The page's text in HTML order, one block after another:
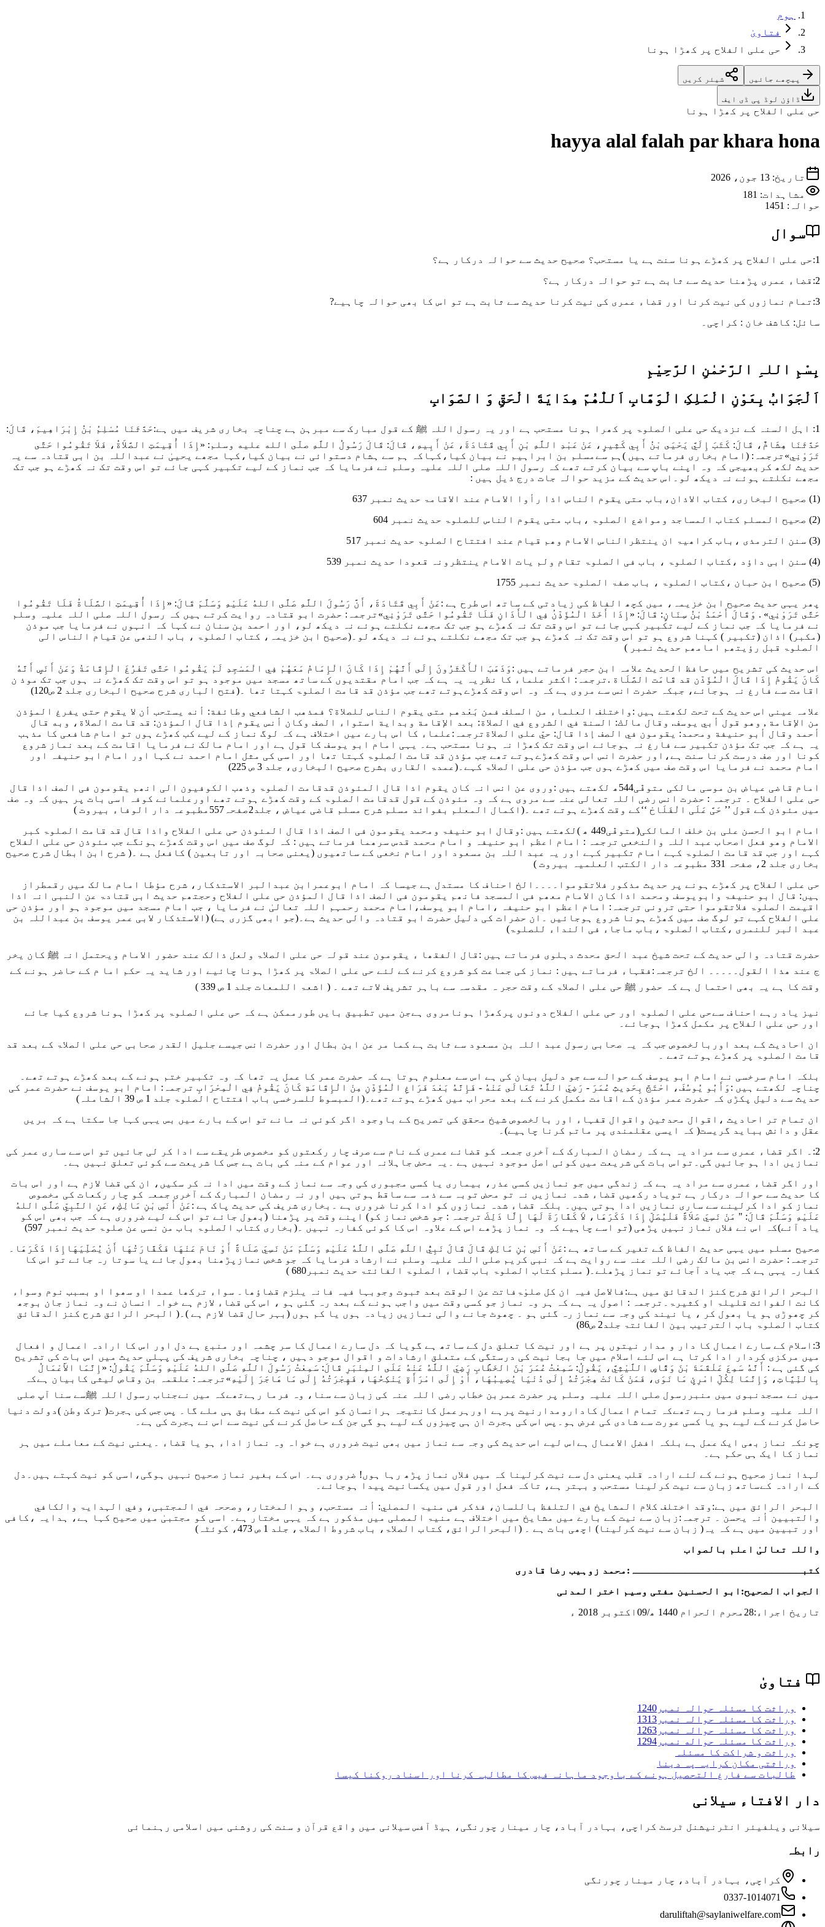
ہوم
فتاویٰ
حی علی الفلاح پر کھڑا ہونا
پیچھے جائیں شیئر کریں
ڈاؤن لوڈ پی ڈی ایف
حی علی الفلاح پر کھڑا ہونا
hayya alal falah par khara hona
تاریخ: 13 جون، 2026
مشاہدات: 181
حوالہ :
1451
سوال
1:حی علی الفلاح پر کھڑے ہونا سنت ہے یا مستحب؟ صحیح حدیث سے حوالہ درکار ہے؟
2:قضاء عمری پڑھنا حدیث سے ثابت ہے تو حوالہ درکار ہے؟
3:تمام نمازوں کی نیت کرنا اور قضاء عمری کی نیت کرنا حدیث سے ثابت ہے تو اس کا بھی حوالہ چاہیے?
سائل: کاشف خان : کراچی۔
بِسْمِ اللہِ الرَّحْمٰنِ الرَّحِيْمِ
اَلْجَوَابُ بِعَوْنِ الْمَلِکِ الْوَھَّابِ اَللّٰھُمَّ ھِدَايَةَ الْحَقِّ وَ الصَّوَابِ
1: اہل السنہ کے نزدیک حی علی الصلوۃ پر کھرا ہونا مستحب ہے اور یہ رسول اللہ ﷺ کے قول مبارک سے مبرہن ہے چناچہ بخاری شریف میں ہے
:حَدَّثَنَا مُسْلِمُ بْنُ إِبْرَاهِيمَ، قَالَ:
حَدَّثَنَا هِشَامٌ، قَالَ: كَتَبَ إِلَيَّ يَحْيَى بْنُ أَبِي كَثِيرٍ، عَنْ عَبْدِ اللَّهِ بْنِ أَبِي قَتَادَةَ، عَنْ أَبِيهِ، قَالَ: قَالَ رَسُولُ اللَّهِ صلّى الله عليه وسلم: «إِذَا أُقِيمَتِ الصَّلاَةُ، فَلاَ تَقُومُوا حَتَّى
تَرَوْنِي» ترجمہ: (امام بخاری فرماتے ہیں )ہم سےمسلم بن ابراہیم نے بیان کیا،کہاکہ ہم سے ہشام دستوائی نے بیان کیا،کہا مجھے یحییٰ نے عبداللہ بن ابی قتادہ سے یہ
حدیث لکھ کربھیجی کہ وہ اپنے باپ سے بیان کرتے تھے کہ رسول اللہ صلی اللہ علیہ وسلم نے فرمایا کہ جب نماز کے لیے تکبیر کہی جائے تو اس وقت تک نہ کھڑے ہو جب تک
مجھے نکلتے ہوئے نہ دیکھ لو۔اس حدیث کے مزید حوالہ جات درج ذیل ہیں :
(1)
صحیح البخاری، کتاب الاذان،باب متی یقوم الناس اذا رأوا الامام عند الاقامۃ حدیث نمبر 637
(2)
صحیح المسلم کتاب المساجد ومواضع الصلوۃ ،باب متی یقوم الناس للصلوۃ حدیث نمبر 604
(3)
سنن الترمذی ،باب کراھیۃ ان ینتظرالناس الامام وھم قیام عند افتتاح الصلوۃ حدیث نمبر 517
(4)
سنن ابی داؤد ،کتاب الصلوۃ ، باب فی الصلوۃ تقام ولم یات الامام ینتظرونہ قعودا حدیث نمبر 539
(5)
صحیح ابن حبان ،کتاب الصلوۃ ، باب صفۃ الصلوۃ حدیث نمبر 1755
پھر یہی حدیث صحیح ابن خزیمہ، میں کچھ الفاظ کی زیادتی کے ساتھ اس طرح ہے :عَنْ أَبِي قَتَادَةَ، أَنَّ رَسُولَ اللَّهِ صَلَّى اللهُ عَلَيْهِ وَسَلَّمَ قَالَ: «إِذَا أُقِيمَتِ الصَّلَاةُ فَلَا تَقُومُوا
حَتَّى تَرَوْنِي» . وَقَالَ أَحْمَدُ بْنُ سِنَانٍ: قَالَ: «إِذَا أَخَذَ الْمُؤَذِّنُ فِي الْأَذَانِ فَلَا تَقُومُوا حَتَّى تَرَوْنِي»ترجمہ: حضرت ابو قتادہ روایت کرتے ہیں کہ رسول اللہ صلی اللہ علیہ وسلم
نے فرمایا کہ جب نماز کے لیے تکبیر کہی جائے تو اس وقت تک نہ کھڑے ہو جب تک مجھے نکلتے ہوئے نہ دیکھ لو، اور احمد بن سنان نے کہا کہ انہوں نے فرمایا جب موذن
(مکبر) اذان (تکبیر ) کہنا شروع ہو تو اس وقت تک نہ کھڑے ہو جب تک مجھے نکلتے ہوئے نہ دیکھ لو۔(صحیح ابن خزیمہ، کتاب الصلوۃ ، باب النھی عن قیام الناس الی
الصلوۃ قبل رؤیتھم امامھم حدیث نمبر )
اس حدیث کی تشریح میں حافظ الحدیث علامہ ابن حجر فرماتے ہیں :وَذَهَبَ الْأَكْثَرُونَ إِلَى أَنَّهُمْ إِذَا كَانَ الْإِمَامُ مَعَهُمْ فِي الْمَسْجِدِ لَمْ يَقُومُوا حَتَّى تَفْرُغَ الْإِقَامَةُ وَعَنْ أَنَسٍ أَنَّهُ
كَانَ يَقُومُ إِذَا قَالَ الْمُؤَذّن قد قَامَت الصَّلَاة .ترجمہ: اکثر علماء کا نظریہ یہ ہے کہ جب امام مقتدیوں کے ساتھ مسجد میں موجود ہو تو اس وقت تک کھڑے نہ ہوں جب تک موذ ن
اقامت سے فارغ نہ ہوجائے، جبکہ حضرت انس سے مروی ہے کہ وہ اس وقت کھڑےہوتے تھے جب مؤذن قد قامت الصلوۃ کہتا تھا ۔(فتح الباری شرح صحیح البخاری جلد 2 ص120)
علامہ عینی اس حدیث کے تحت لکھتے ہیں :واختلف العلماء من السلف فمن بَعْدهم متى يقوم الناس للصلاة؟ فمذهب الشافعي وطائفة: أنه يستحب أن لا يقوم حتى يفرغ المؤذن
من الإقامة , وهو قول أبي يوسف. وقال مالك: السنة في الشروع في الصلاة: بعد الإقامة وبداية استواء الصف وكان أنس يقوم إذا قال المؤذن: قد قامت الصلاة، وبه قال
أحمد وقال أبو حنيفة ومحمد: يقومون في الصف إذا قال: حيّ على الصلاة ترجمہ:علماء کا اس بارے میں اختلاف ہے کہ لوگ نماز کے لیے کب کھڑے ہوں تو امام شافعی کا مذہب
یہ ہے کہ جب تک مؤذن تکبیر سے فارغ نہ ہوجائے اس وقت تک کھڑا نہ ہونا مستحب ہے۔ یہی امام ابو یوسف کا قول ہے اور امام مالک نے فرمایا اقامت کے بعد نماز شروع
کونا اور صف درست کرنا سنت ہے،اور حضرت انس اس وقت کھڑےہوتے تھے جب مؤذن قد قامت الصلوۃ کہتا تھا اور اسی کی مثل امام احمد نے کہا اور امام ابو حنیفہ اور
امام محمد نے فرمایا اس وقت صف میں کھڑے ہوں جب مؤذن حی علی الصلاۃ کہے۔(عمدۃ القاری بشرح صحیح البخاری، جلد 3 ص 225)
امام قاضی عیاض بن موسی مالکی متوفّٰی544ھ لکھتے ہیں
:وروی عن انس انہ کان یقوم اذا قال المئوذن قدقامت الصلوۃ وذھب الکوفیون الی انھم یقومون فی الصف اذا قال
حی علی الفلاح ۔ ترجمہ : حضرت انس رضی اللہ تعالی عنہ سے مروی ہے کہ وہ مئوذن کے قول قدقامت الصلوۃ کے وقت کھڑے ہوتے تھے اورعلمائے کوفہ اسی بات پر ہیں کہ وہ صف
میں مئوذن کے قول ’’ حَیَّ عَلَی الْفَلَاحْ ‘‘کے وقت کھڑے ہوتے تھے ۔(اکمال المعلم بفوائد مسلم شرح مسلم قاضی عیاض ، جلد2صفحہ557مطبوعہ دار الوفاء بیروت )
امام ابو الحسن علی بن خلف المالکی(متوفّٰی449 ھ )لکھتے ہیں :
وقال ابو حنیفۃ ومحمد یقومون فی الصف اذا قال المئوذن حی علی الفلاح واذا قال قد قامت الصلوۃ کبر
الامام وھو فعل اصحاب عبد اللہ والنخعی ترجمہ : امام اعظم ابو حنیفہ و امام محمد قدس سرھما فرماتے ہیں : کہ لوگ صف میں اس وقت کھڑے ہونگے جب مئوذن حی علی الفلاح
کہے اور جب قد قامت الصلوۃ کہے امام تکبیر کہے اور یہ عبد اللہ بن مسعود اور امام نخعی کے ساتھیوں (یعنی صحابہ اور تابعین ) کافعل ہے ۔( شرح ابن ابطال شرح صحیح
بخاری جلد 2، صفحہ 331 مطبوعہ دار الکتب العلمیہ بیروت )
حی علی الفلاح پر کھڑے ہونے پر حدیث مذکور
فلاتقوموا۔۔۔۔الخ احناف کا مستدل ہے جیسا کہ امام ابوعمرابن عبدالبر الاستذکار، شرح مؤطا امام مالک میں رقمطراز
ہیں: قال ابو حنیفۃ وابویوسف ومحمد اذا کان الامام معھم فی المسجد فانھم یقومون فی الصف اذا قال المؤذن حی علی الفلاح وحجتھم حدیث ابی قتادۃ عن النبی انہ اذا
اقیمت الصلوۃ فلاتقوموا حتی ترونی ترجمہ: امام اعظم ابو حنیفہ ،امام ابو یوسف،امام محمد رحمہم اللہ تعالیٰ نے فرمایا ، جب امام مسجد میں موجود ہو اور مؤذن حی
علی الفلاح کہے تو لوگ صف میں کھڑے ہونا شروع ہوجائیں ۔ان حضرات کی دلیل حضرت ابو قتادہ والی حدیث ہے۔(جو ابھی گزری ہے) (الاستذکار لابی عمر یوسف بن عبداللہ بن
عبد البر للنمری ،کتاب الصلوۃ ،باب ماجاء فی النداء للصلوۃ)
حضرت قتادہ والی حدیث کے تحت شیخ عبد الحق محدث دہلوی فرماتے ہیں : قال الفقھا ء یقومون عند قولہ حی علی الصلاۃ ولعل ذالک عند حضور الامام ویحتمل انہ ﷺ کان یخر
ج عند ھذا القول۔۔۔۔۔ الخ ترجمہ:فقہاء فرماتے ہیں : نماز کی جماعت کو شروع کرنے کے لئے حی علی الصلاۃ پر کھڑا ہونا چائیے اور شاید یہ حکم اما م کے حاضر ہونے کے
وقت کا ہے یہ بھی احتما ل ہے کہ حضور ﷺ حی علی الصلاۃ کے وقت حجر ہ مقدسہ سے باہر تشریف لاتے تھے ۔ ( اشعۃ اللمعات جلد 1 ص 339 )
نیز یاد رہے احناف سےحی علی الصلوۃ اور حی علی الفلاح دونوں پرکھڑا ہونامروی ہےجن میں تطبیق بایں طورممکن ہے کہ حی علی الصلوۃ پر کھڑا ہونا شروع کیا جائے
اور حی علی الفلاح پر مکمل کھڑا ہوجائے۔
ان احادیث کے بعد اوربالخصوص جب کہ یہ صحابی رسول عبد اللہ بن مسعود سے ثابت ہے کما مر عن ابن بطال اور حضرت انس جیسے جلیل القدر صحابی حی علی الصلاۃ کے بعد قد
قامت الصلوۃ پر کھڑے ہوتے تھے ۔
بلکہ امام سرخسی نے امام ابو یوسف کے حوالے سے جو دلیل بیان کی ہے اس سے معلوم ہوتا ہے کہ حضرت عمر کا عمل یہ تھا کہ وہ تکبیر ختم ہونے کے بعد کھڑے ہوتے تھے۔
چناچہ لکھتے ہیں : وَأَبُو يُوسُفَ، احْتَجَّ بِحَدِيثِ عُمَرَ - رَضِيَ اللَّهُ تَعَالَى عَنْهُ - فَإِنَّهُ بَعْدَ فَرَاغِ الْمُؤَذِّنِ مِنْ الْإِقَامَةِ كَانَ يَقُومُ فِي الْمِحْرَابِ ترجمہ: امام ابو یوسف نے حضرت عمر کی
حدیث سے دلیل پکڑی کہ حضرت عمر مؤذن کے اقامت مکمل کرنے کے بعد محراب میں کھڑے ہوتے تھے۔(المبسوط للسرخسی باب افتتاح الصلوۃ جلد 1 ص 39 الشاملہ)
ان تمام تر احادیث ،اقوال محدثین واقوال قفہاء اور بالخصوص شیخ محقق کی تصریح کے باوجود اگر کوئی نہ مانے تو اس کے بارے میں بس یہی کہا جا سکتا ہے کہ بریں
عقل و دانش بباید گریست( کہ ایسی عقلمندی پر ماتم کرنا چاہیے)۔
2:۔ اگر قضاء عمری سے مراد یہ ہے کہ رمضان المبارک کے آخری جمعہ کو قضائے عمری کے نام سے صرف چار رکعتوں کو مخصوص طریقے سے ادا کر لی جائیں تو اس سے ساری عمر کی
نمازیں ادا ہو جائیں گی۔تواس بات کی شریعت میں کوئی اصل موجود نہیں ہے ۔یہ محض جاہلانہ اور عوام کے منہ کی بات ہے جس کا شریعت سے کوئی تعلق نہیں ہے۔
اور اگر قضاء عمری سے مراد یہ ہے کہ زندگی میں جو نمازیں کسی عذر، بیماری یا کسی مجبوری کی وجہ سے نماز کے وقت میں ادا نہ کر سکیں، ان کی قضا لازم ہے اور اس بات
کا حدیث سے حوالہ درکار ہے تویاد رکھیں قضاء شدہ نمازیں نہ تو محض توبہ سے ذمہ سے ساقط ہوتی ہیں اور نہ رمضان المبارک کے آخری جمعہ کو چار رکعات کی مخصوص
نماز کو ادا کرلینے سے ساری نمازیں ادا ہوتی ہیں۔ بلکہ قضاء شدہ نمازوں کو ادا کرنا ضروری ہے ۔بخاری شریف کی حدیث پاک ہے :عَنْ أَنَسِ بْنِ مَالِكٍ، عَنِ النَّبِيِّ صَلَّى اللهُ
عَلَيْهِ وَسَلَّمَ قَالَ: " مَنْ نَسِيَ صَلاَةً فَلْيُصَلِّ إِذَا ذَكَرَهَا، لاَ كَفَّارَةَ لَهَا إِلَّا ذَلِكَ ترجمہ : جو شخص نماز کو) اپنے وقت پر پڑھنا (بھول جائے تو اس کے لیے ضروری ہے کہ جب بھی اس کو
یاد آئے)کہ اس نے فلاں نماز نہیں پڑھی (تو اسے چاہیے کہ وہ نماز پڑھے اس کے علاوہ اس کا کوئی کفارہ نہیں ۔(بخاری کتاب الصلوۃ باب من نسی عن صلوۃ حدیث نمبر 597)
صحیح مسلم میں یہی حدیث الفاظ کے تغیر کے ساتھ ہے :عَنْ أَنَسِ بْنِ مَالِكٍ قَالَ قَالَ نَبِيُّ اللَّهِ صَلَّى اللَّهُ عَلَيْهِ وَسَلَّمَ مَنْ نَسِيَ صَلَاةً أَوْ نَامَ عَنْهَا فَكَفَّارَتُهَا أَنْ يُصَلِّيَهَاإِذَا ذَكَرَهَا ۔
ترجمہ: حضرت انس بن مالک رضی اللہ عنہ سے روایت ہے کہ نبی کریم صلی اللہ علیہ وسلم نے ارشاد فرمایا کہ جو شخص نمازپڑھنا بھول جائے یا سوتا رہ جائے تو اس کا
کفارہ یہی ہے کہ جب یاد آجائے تو نماز پڑھلے۔( مسلم کتاب الصلوۃ باب قضاء الصلوۃ الفائتۃ حدیث نمبر680 )
البحر الرائق شرح کنز الدقائق میں ہے:فالاصل فیہ ان کل صلوٰۃفاتت عن الوقت بعد ثبوت وجوبہا فیہ فانہ یلزم قضاؤھا۔ سواء ترکھا عمدا او سھوا او بسبب نوم وسواء
کانت الفوائت قلیلۃ او کثیرۃ ۔ترجمہ : اصول یہ ہے کہ ہر وہ نماز جو کسی وقت میں واجب ہونے کے بعد رہ گئی ہو ، اس کی قضاء لازم ہے خواہ انسان نے وہ نماز جان بوجھ
کر چھوڑی ہو یا بھول کر ، یا نیند کی وجہ سے نماز رہ گئی ہو ۔ چھوٹ جانے والی نمازیں زیادہ ہوں یا کم ہوں (بہر حال قضا لازم ہے )۔( البحر الرائق شرح کنز الدقائق
کتاب الصلوۃ باب الترتیب بین الفائتۃ جلد2 ص86)
3:اسلام کے سارے اعمال کا دار و مدار نیتوں پر ہے اور نیت کا تعلق دل کے ساتھ ہے گویا کہ دل سارے اعمال کا سر چشمہ اور منبع ہے دل اور اس کا ارادہ اعمال و افعال
میں مرکزی کردار ادا کرتا ہے اس لئے اسلام میں جا بجا نیت کی درستگی کے متعلق ارشادات و اقوال موجو دہیں ، چناچہ بخاری شریف کی پہلی حدیث میں اس بات کی تشریح
کی گئی ہے : أَنَّهُ سَمِعَ عَلْقَمَةَ بْنَ وَقَّاصٍ اللَّيْثِيَّ، يَقُولُ: سَمِعْتُ عُمَرَ بْنَ الخَطَّابِ رَضِيَ اللَّهُ عَنْهُ عَلَى المِنْبَرِ قَالَ: سَمِعْتُ رَسُولَ اللَّهِ صَلَّى اللهُ عَلَيْهِ وَسَلَّمَ يَقُولُ: «إِنَّمَا الأَعْمَالُ
بِالنِّيَّاتِ، وَإِنَّمَا لِكُلِّ امْرِئٍ مَا نَوَى، فَمَنْ كَانَتْ هِجْرَتُهُ إِلَى دُنْيَا يُصِيبُهَا، أَوْ إِلَى امْرَأَةٍ يَنْكِحُهَا، فَهِجْرَتُهُ إِلَى مَا هَاجَرَ إِلَيْهِ» ترجمہ: علقمہ بن وقاص لیثی کابیان ہےکہ
میں نے مسجدنبوی میں منبررسول صلی اللہ علیہ وسلم پر حضرت عمربن خطاب رضی اللہ عنہ کی زبان سے سنا، وہ فرما رہےتھےکہ میں نےجناب رسول اللہ ﷺسے سنا آپ صلی
اللہ علیہ وسلم فرما رہے تھےکہ تمام اعمال کادارومدارنیت پرہے اورہرعمل کانتیجہ ہرانسان کو اس کی نیت کے مطابق ہی ملے گا۔ پس جس کی ہجرت( ترک وطن )دولت دنیا
حاصل کرنے کے لیے ہو یا کسی عورت سے شادی کی غرض ہو۔پس اس کی ہجرت ان ہی چیزوں کے لیے ہو گی جن کے حاصل کرنے کی نیت سے اس نے ہجرت کی ہے۔
چونکہ نماز بھی ایک عمل ہے بلکہ افضل الاعمال ہےاس لیے اس حدیث کی وجہ سے نماز میں بھی نیت ضروری ہے خواہ وہ نماز اداء ہو یا قضاء ۔یعنی نیت کے معاملے میں ہر
نماز کا ایک ہی حکم ہے۔
لہذا نماز صحیح ہونے کے لئے ارادہ قلب یعنی دل سے نیت کرلینا کہ میں فلاں نماز پڑھ رہا ہوں! ضروری ہے۔ اس کے بغیر نماز صحیح نہیں ہوگی،اسی کو نیت کہتے ہیں۔دل
کے ارادہ کےساتھ زبان سے نیت کرلینا مستحب و بہتر ہے، تاکہ فعل اور قول میں یکسانیت پیدا ہوجائے۔
البحر الرائق میں ہے:وقد اختلف کلام المشایخ في التلفظ باللسان، فذکر فی منیۃ المصلي: أنہ مستحب، وہو المختار، وصححہ في المجتبی، وفي الہدایۃ والکافي
والتبیین أنہ یحسن ۔ ترجمہ:زبان سے نیت کے بارے میں مشایخ میں اختلاف ہے منیۃ المصلی میں مذکور ہے کہ یہی مختار ہے۔ اسی کو مجتبیٰ میں صحیح کہا ہے، ہدایہ ،کافی
اور تبیین میں ہے کہ یہ( زبان سے نیت کرلینا) اچھی بات ہے ۔ (البحرالرائق، کتاب الصلاۃ، باب شروط الصلاۃ، جلد 1 ص 473، کوئٹہ)
واللہ تعالیٰ اعلم بالصواب
کتبـــــــــــــــــــــــــــہ:محمد زوہیب رضا قادری
الجواب الصحیح: ابو الحسنین مفتی وسیم اختر المدنی
تاریخ اجراء:28محرم الحرام 1440 ھ/09اکتوبر 2018 ء
فتاویٰ
وراثت کا مسئلہ حوالہ نمبر1240
وراثت کا مسئلہ حوالہ نمبر1313
وراثت کا مسئلہ حوالہ نمبر1263
وراثت کا مسئلہ حواله نمبر1294
وراثت و شراکت کا مسئلہ
وراثتی مکان کرایہ پہ دینا
طالبات سے فارغ التحصیل ہونے کے باوجود ماہانہ فیس کا مطالبہ کرنا اور اسناد روکنا کیسا
دار الافتاء سیلانی
سیلانی ویلفیئر انٹرنیشنل ٹرسٹ کراچی، بہادر آباد، چار مینار چورنگی، ہیڈ آفس سیلانی میں واقع قرآن و سنت کی روشنی میں اسلامی رہنمائی
رابطہ
کراچی، بہادر آباد، چار مینار چورنگی
0337-1014071
daruliftah@saylaniwelfare.com